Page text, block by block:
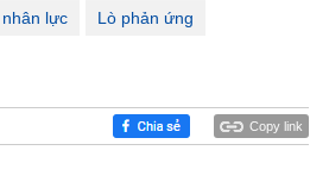
lực Lò phản ứng
Copy link